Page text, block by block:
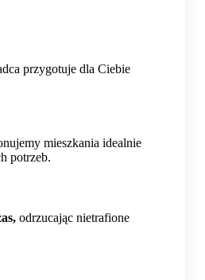
przygotuje dla Ciebie
mieszkania idealnie
potrzeb.
odrzucając nietrafione